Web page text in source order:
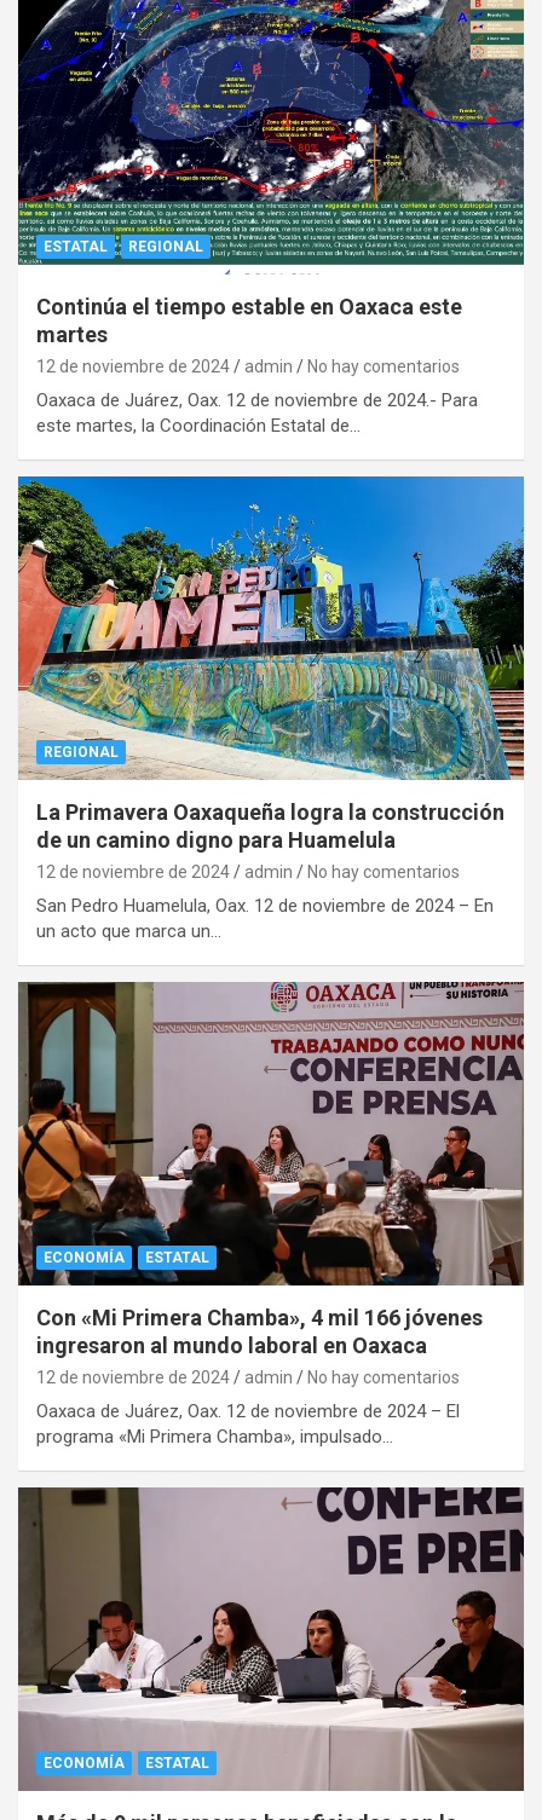
ESTATAL REGIONAL
Continúa el tiempo estable en Oaxaca este
martes
12 de noviembre de 2024 admin No hay comentarios
Oaxaca de Juárez, Oax. 12 de noviembre de 2024.- Para
este martes, la Coordinación Estatal de…
REGIONAL
La Primavera Oaxaqueña logra la construcción
de un camino digno para Huamelula
12 de noviembre de 2024 admin No hay comentarios
San Pedro Huamelula, Oax. 12 de noviembre de 2024 – En
un acto que marca un…
ECONOMÍA ESTATAL
Con «Mi Primera Chamba», 4 mil 166 jóvenes
ingresaron al mundo laboral en Oaxaca
12 de noviembre de 2024 admin No hay comentarios
Oaxaca de Juárez, Oax. 12 de noviembre de 2024 – El
programa «Mi Primera Chamba», impulsado…
ECONOMÍA ESTATAL